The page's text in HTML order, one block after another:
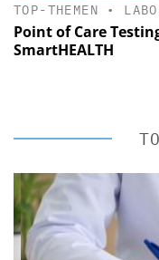
TOP-THEMEN •
Point of Care
SmartHEALTH